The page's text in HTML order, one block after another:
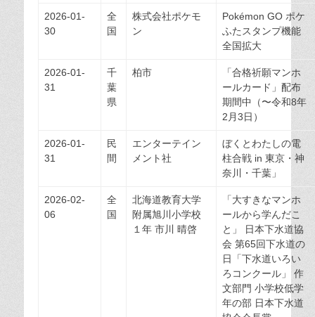
2026-01-
30
全
国
株式会社ポケモ
ン
Pokémon GO ポケ
ふたスタンプ機能
全国拡大
2026-01-
31
千
葉
県
柏市
「合格祈願マンホ
ールカード」配布
期間中（〜令和8年
2月3日）
2026-01-
31
民
間
エンターテイン
メント社
ぼくとわたしの電
柱合戦 in 東京・神
奈川・千葉」
2026-02-
06
全
国
北海道教育大学
附属旭川小学校
１年 市川 晴啓
「大すきなマンホ
ールから学んだこ
と」 日本下水道協
会 第65回下水道の
日「下水道いろい
ろコンクール」 作
文部門 小学校低学
年の部 日本下水道